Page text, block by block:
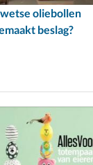
oliebollen
beslag?